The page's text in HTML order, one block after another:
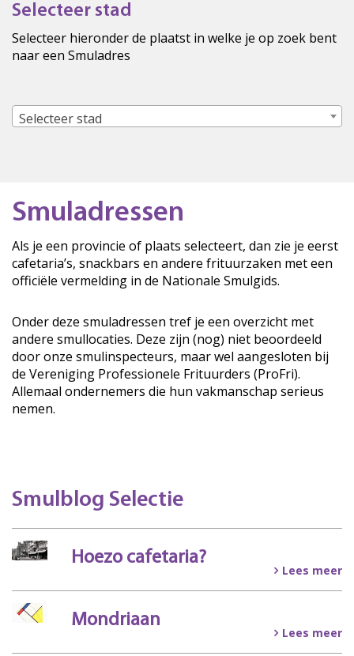
Selecteer stad
Selecteer hieronder de plaatst in welke je op zoek bent
naar een Smuladres
Selecteer stad
Smuladressen
Als je een provincie of plaats selecteert, dan zie je eerst
cafetaria’s, snackbars en andere frituurzaken met een
officiële vermelding in de Nationale Smulgids.
Onder deze smuladressen tref je een overzicht met
andere smullocaties. Deze zijn (nog) niet beoordeeld
door onze smulinspecteurs, maar wel aangesloten bij
de Vereniging Professionele Frituurders (ProFri).
Allemaal ondernemers die hun vakmanschap serieus
nemen.
Smulblog Selectie
Hoezo cafetaria?
Lees meer
Mondriaan
Lees meer